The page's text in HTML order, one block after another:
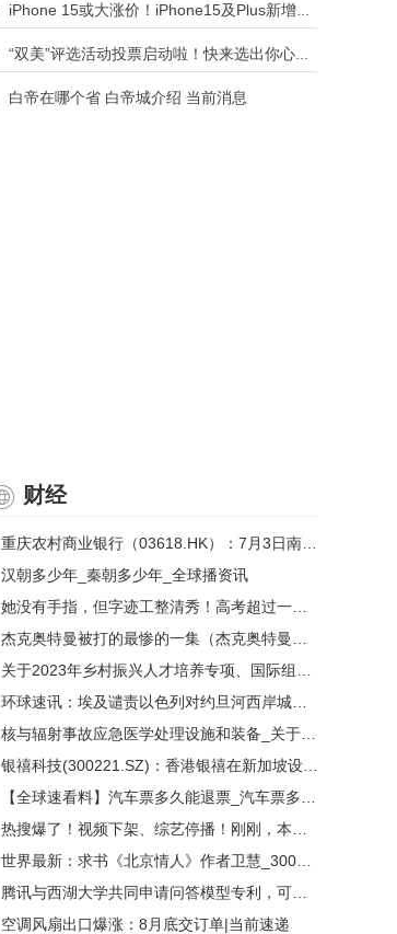
iPhone 15或大涨价！iPhone15及Plus新增青绿色，网友：怎么模仿我的iPhone12呢？ 焦点速读
“双美”评选活动投票启动啦！快来选出你心目中“青岛市最美养老院院长”和“青岛市最美养老护理员”|全球资讯
白帝在哪个省 白帝城介绍 当前消息
财经
汉朝多少年_秦朝多少年_全球播资讯
空调风扇出口爆涨：8月底交订单|当前速递